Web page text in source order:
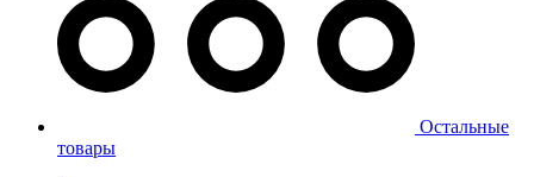
Остальные
товары